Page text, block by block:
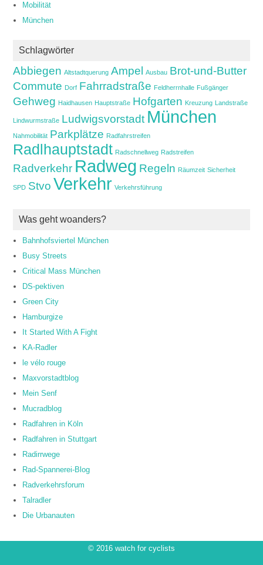
Mobilität
München
Schlagwörter
Abbiegen Altstadtquerung Ampel Ausbau Brot-und-Butter
Commute Dorf Fahrradstraße Feldherrnhalle Fußgänger
Gehweg Haidhausen Hauptstraße Hofgarten Kreuzung Landstraße
Lindwurmstraße Ludwigsvorstadt München
Nahmobilität Parkplätze Radfahrstreifen
Radlhauptstadt Radschnellweg Radstreifen
Radverkehr Radweg Regeln Räumzeit Sicherheit
SPD Stvo Verkehr Verkehrsführung
Was geht woanders?
Bahnhofsviertel München
Busy Streets
Critical Mass München
DS-pektiven
Green City
Hamburgize
It Started With A Fight
KA-Radler
le vélo rouge
Maxvorstadtblog
Mein Senf
Mucradblog
Radfahren in Köln
Radfahren in Stuttgart
Radirrwege
Rad-Spannerei-Blog
Radverkehrsforum
Talradler
Die Urbanauten
© 2016 watch for cyclists